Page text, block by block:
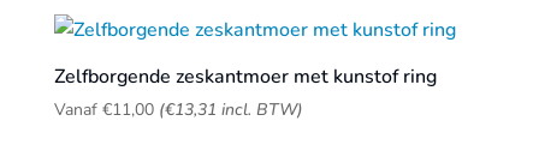
Zelfborgende zeskantmoer met kunstof ring
Vanaf €11,00 (€13,31 incl. BTW)